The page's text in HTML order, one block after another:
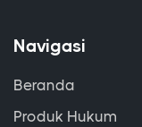
Navigasi
Beranda
Produk Hukum